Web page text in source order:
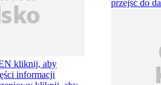
kliknij, aby
informacji
przejść do